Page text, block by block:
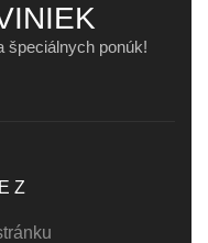
špeciálnych ponúk!
Z